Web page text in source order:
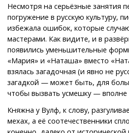
Несмотря на серьёзные занятия
погружение в русскую культуру,
избежала ошибок, которые
мастерами. Как видите, и в
появились уменьшительные
«Мария» и «Наташа» вместо
взялась загадочная (и явно не
загадкой — может быть, для
чтобы вызвать усмешку — вполне
Княжна у Вулф, к слову,
мехах, а её соотечественники